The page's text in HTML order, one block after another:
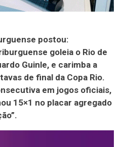
postou:
goleia o Rio de
Guinle, e carimba a
de final da Copa Rio.
em jogos oficiais,
15×1 no placar agregado